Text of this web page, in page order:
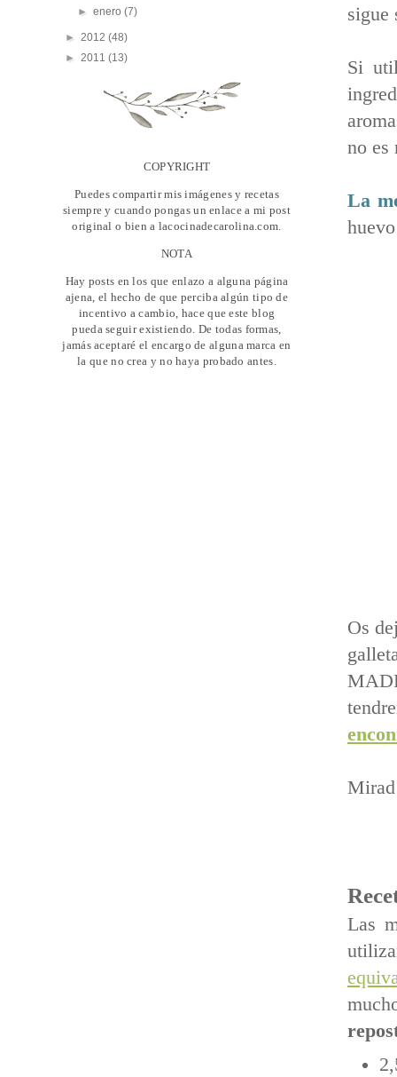
sigue
Si
no es
La
Os
Mirad
Las
►enero(7)
► 2012 (48)
► 2011 (13)
COPYRIGHT
Puedes compartir mis imágenes y recetas
siempre y cuando pongas un enlace a mi post
original o bien a lacocinadecarolina.com.
NOTA
Hay posts en los que enlazo a alguna página
ajena, el hecho de que perciba algún tipo de
incentivo a cambio, hace que este blog
pueda seguir existiendo. De todas formas,
jamás aceptaré el encargo de alguna marca en
la que no crea y no haya probado antes.